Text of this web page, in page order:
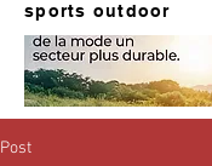
sports outdoor
Post